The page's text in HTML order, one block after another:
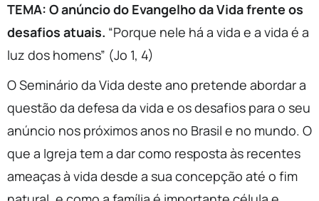
TEMA: O anúncio do Evangelho da Vida frente os
desafios atuais. “Porque nele há a vida e a vida é a
luz dos homens” (Jo 1, 4)
O Seminário da Vida deste ano pretende abordar a
questão da defesa da vida e os desafios para o seu
anúncio nos próximos anos no Brasil e no mundo. O
que a Igreja tem a dar como resposta às recentes
ameaças à vida desde a sua concepção até o fim